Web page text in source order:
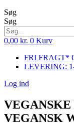
Søg
Søg
0,00 kr. 0 Kurv
FRI FRAGT*
LEVERING:
Log ind
VEGANSK